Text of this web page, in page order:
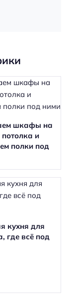
шкафы на
потолка и
полки под
кухня для
где всё под